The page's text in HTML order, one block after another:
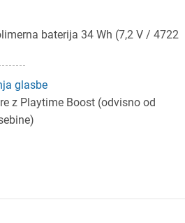
baterija 34 Wh (7,2 V / 4722
glasbe
z Playtime Boost (odvisno od